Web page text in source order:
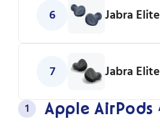
6 Jabra
7 Jabra
1 Apple AirPods